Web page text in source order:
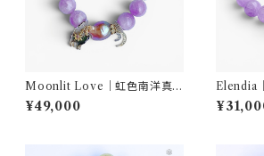
Moonlit Love｜虹色南洋真
珠・クンツァイト ブレスレット｜
AQUARYLIS
¥49,000
Elendia
ークォー
ト ブレ